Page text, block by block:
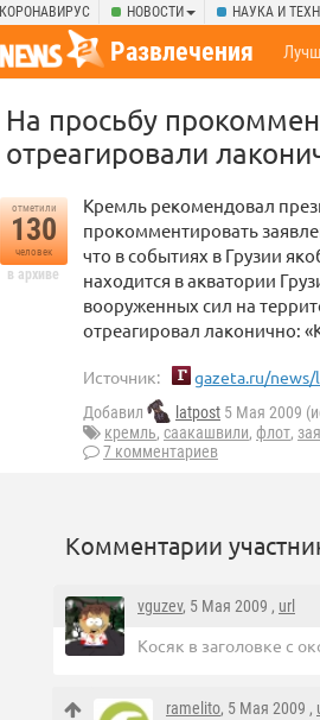
КОРОНАВИРУС НОВОСТИ НАУКА И
Развлечения
На просьбу
отреагировали
отметили
130
человек
в архиве
Кремль рекомендовал
прокомментировать
что в событиях в Грузии
находится в акватории
вооруженных сил на
отреагировал лаконично:
Источник: gazeta.ru/
Добавил latpost 5 Мая 2009
кремль, саакашвили, флот,
7 комментариев
Комментарии
vguzev, 5 Мая 2009 , url
Косяк в заголовке с
ramelito, 5 Мая 2009 ,